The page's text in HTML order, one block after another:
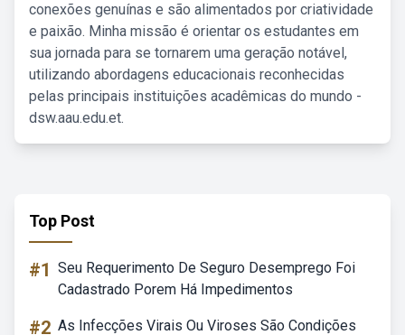
conexões genuínas e são alimentados por criatividade
e paixão. Minha missão é orientar os estudantes em
sua jornada para se tornarem uma geração notável,
utilizando abordagens educacionais reconhecidas
pelas principais instituições acadêmicas do mundo -
dsw.aau.edu.et.
Top Post
#1 Seu Requerimento De Seguro Desemprego Foi
Cadastrado Porem Há Impedimentos
#2 As Infecções Virais Ou Viroses São Condições